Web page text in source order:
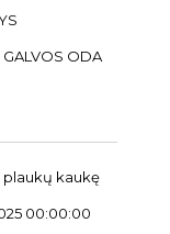
GALVOS ODA
plaukų kaukę
00:00:00